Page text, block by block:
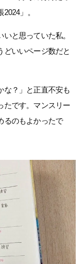
」。
と思っていた私。
どいいページ数だと
な？」と正直不安も
たです。マンスリー
るのもよかったで